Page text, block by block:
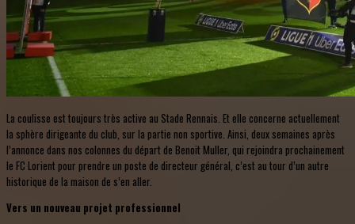
La coulisse est toujours très active au Stade Rennais. Et elle concerne actuellement
la sphère dirigeante du club, sur la partie non sportive. Ainsi, deux semaines après
l’annonce dans nos colonnes du départ de Benoit Muller, qui rejoindra prochainement
le FC Lorient pour prendre un poste de directeur général, c’est au tour d’un autre
historique de la maison de s’en aller.
Vers un nouveau projet professionnel